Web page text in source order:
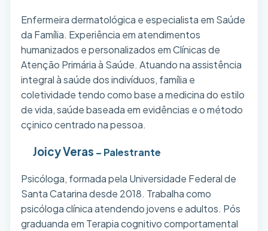
Enfermeira dermatológica e especialista em Saúde
da Família. Experiência em atendimentos
humanizados e personalizados em Clínicas de
Atenção Primária à Saúde. Atuando na assistência
integral à saúde dos indivíduos, família e
coletividade tendo como base a medicina do estilo
de vida, saúde baseada em evidências e o método
cçinico centrado na pessoa.
Joicy Veras – Palestrante
Psicóloga, formada pela Universidade Federal de
Santa Catarina desde 2018. Trabalha como
psicóloga clínica atendendo jovens e adultos. Pós
graduanda em Terapia cognitivo comportamental